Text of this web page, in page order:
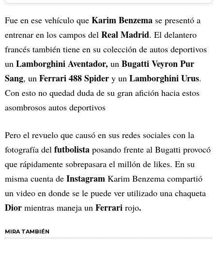
Fue en ese vehículo que Karim Benzema se presentó a
entrenar en los campos del Real Madrid. El delantero
francés también tiene en su colección de autos deportivos
un Lamborghini Aventador, un Bugatti Veyron Pur
Sang, un Ferrari 488 Spider y un Lamborghini Urus.
Con esto no quedad duda de su gran afición hacia estos
asombrosos autos deportivos
Pero el revuelo que causó en sus redes sociales con la
fotografía del futbolista posando frente al Bugatti provocó
que rápidamente sobrepasara el millón de likes. En su
misma cuenta de Instagram Karim Benzema compartió
un video en donde se le puede ver utilizado una chaqueta
Dior mientras maneja un Ferrari rojo.
MIRA TAMBIÉN